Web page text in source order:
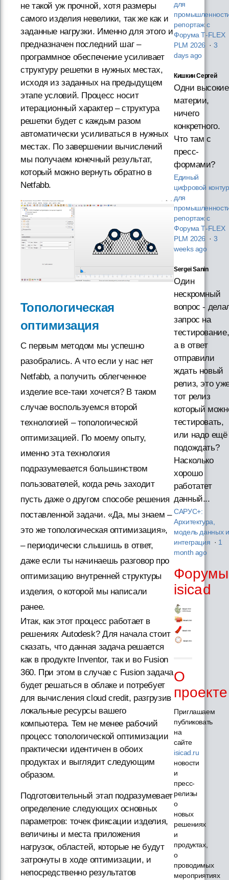
не такой уж прочной, хотя размеры
самого изделия невелики, так же как и
заданные нагрузки. Именно для этого и
предназначен последний шаг –
программное обеспечение усиливает
структуру решетки в нужных местах,
исходя из заданных на предыдущем
этапе условий. Процесс носит
итерационный характер – структура
решетки будет с каждым разом
автоматически усиливаться в нужных
местах. По завершении вычислений
мы получаем конечный результат,
который можно вернуть обратно в
Netfabb.
Топологическая
оптимизация
С первым методом мы успешно
разобрались. А что если у нас нет
Netfabb, а получить облегченное
изделие все-таки хочется? В таком
случае воспользуемся второй
технологией – топологической
оптимизацией. По моему опыту,
именно эта технология
подразумевается большинством
пользователей, когда речь заходит
пусть даже о другом способе решения
поставленной задачи. «Да, мы знаем –
это же топологическая оптимизация»,
– периодически слышишь в ответ,
даже если ты начинаешь разговор про
оптимизацию внутренней структуры
изделия, о которой мы написали
ранее.
Итак, как этот процесс работает в
решениях Autodesk? Для начала стоит
сказать, что данная задача решается
как в продукте Inventor, так и во Fusion
360. При этом в случае с Fusion задача
будет решаться в облаке и потребует
для вычисления cloud credit, разгрузив
локальные ресурсы вашего
компьютера. Тем не менее рабочий
процесс топологической оптимизации
практически идентичен в обоих
продуктах и выглядит следующим
образом.
Подготовительный этап подразумевает
определение следующих основных
параметров: точек фиксации изделия,
величины и места приложения
нагрузок, областей, которые не будут
затронуты в ходе оптимизации, и
непосредственно результатов
для
репортаж с
Форума T‑FLEX
PLM 2026 · 3
days ago
Кишкин Сергей
Одни высокие
материи,
ничего
конкретного.
Что там с
пресс-
формами?
Единый
цифровой контур
для
репортаж с
Форума T‑FLEX
PLM 2026 · 3
weeks ago
Sergei Sanin
Один
нескромный
вопрос -
запрос на
тестирование,
а в ответ
отправили
ждать новый
релиз, это
тот релиз
который
тестировать,
или надо ещё
подождать?
Насколько
хорошо
работатет
данный...
САРУС+:
Архитектура,
модель данных и
интеграция · 1
month ago
Форумы
isicad
О
проекте
Приглашаем
публиковать
на
сайте
isicad.ru
новости
и
пресс-
релизы
о
новых
решениях
и
продуктах,
о
проводимых
мероприятиях